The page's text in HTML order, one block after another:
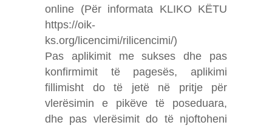
online (Për informata KLIKO KËTU
https://oik-
ks.org/licencimi/rilicencimi/)
Pas aplikimit me sukses dhe pas
konfirmimit të pagesës, aplikimi
fillimisht do të jetë në pritje për
vlerësimin e pikëve të poseduara,
dhe pas vlerësimit do të njoftoheni